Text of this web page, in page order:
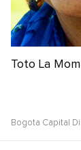
Toto La
Bogota Capital